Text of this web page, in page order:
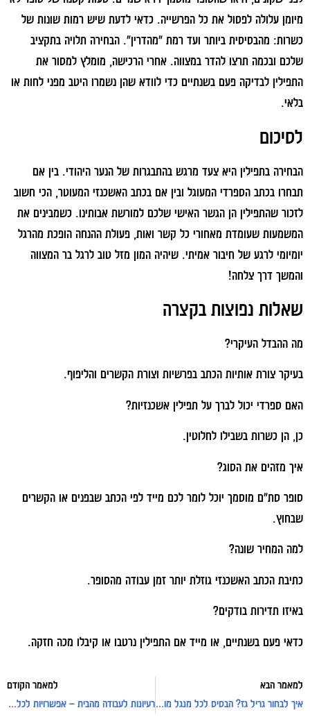
מיומן עלולה לפסול את כל הפרשייה. כדאי לדעת שיש רמות שונות של
כשרות: מהבסיסית ביותר ועד רמת "מהדרין". הבחירה תלויה בתקציב
שלכם ובכמה תרצו להדר במצווה. אחרי הרכישה, מומלץ למסור את
התפילין לבדיקה פעם בשנתיים כדי לוודא שהן נשמרו היטב מפני לחות או
בלאי.
לסיכום
הבחירה בתפילין היא צעד מרגש בהתבגרות של הנער היהודי. בין אם
תבחרו בכתב הספרדי המעוגל ובין אם בכתב האשכנזי המעוטר, הכי חשוב
לזכור שהתפילין הן הגשר האישי שלכם למורשת אבותינו. כשמבינים את
המשמעות שעומדת מאחורי כל קשר ואות, פעולת ההנחה הופכת מהרגל
יומיומי לרגע של חיבור אמיתי. שיהיה המון מזל טוב לרגל בר המצווה
והמשך דרך צלחה!
שאלות נפוצות בקצרה
מה ההבדל העיקרי?
בעיקר צורת אותיות הכתב בפרשיות וצורת הקשרים והליפוף.
האם ספרדי יכול לברך על תפילין אשכנזיות?
כן, הן כשרות בשבילו לחלוטין.
איך מזהים את הסוג?
סופר סת"ם מוסמך יוכל לומר לכם מייד לפי הכתב שבפנים או הקשרים
שבחוץ.
למה המחיר שונה?
כתיבת הכתב האשכנזי גוזלת יותר זמן עבודה מהסופר.
באיזו תדירות בודקים?
כדאי פעם בשנתיים, או מייד אם התפילין נרטבו או קיבלו מכה חזקה.
למאמר הבא
איך לבחור גריל גז? הבסיס לכל מנגל מוצלח
למאמר הקודם
רעיונות לעבודה מהבית – אפשרויות לכל תחום ורמת ניסיון